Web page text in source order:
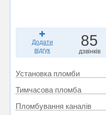
Додати
відгук
85
дзвінків
Установка пломби
Тимчасова пломба
Пломбування каналів